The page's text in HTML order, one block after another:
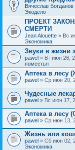
Вячеслав Богданов
Экодело
ПРОЕКТ
СМЕРТИ
Jean Alouette » Вс
Экономика
Звуки в жизни
pawel » Вт июн 26,
поместья
Аптека в лесу
pawel » Ср июн 20,
Чудесные
pawel » Вс июн 17,
Аптека в лесу
pawel » Ср июн 13,
Жизнь или
pawel » Сб июн 02,
Экономика